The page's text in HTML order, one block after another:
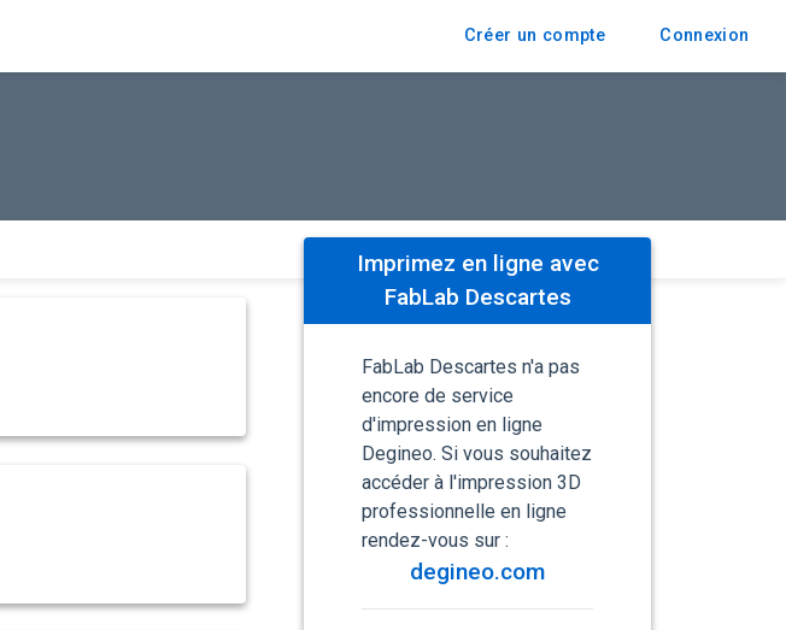
Créer un compte Connexion
Imprimez en ligne avec
FabLab Descartes
FabLab Descartes n'a pas
encore de service
d'impression en ligne
Degineo. Si vous souhaitez
accéder à l'impression 3D
professionnelle en ligne
rendez-vous sur :
degineo.com